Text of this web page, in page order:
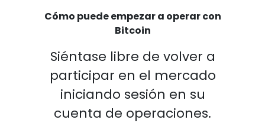
Cómo puede empezar a operar con
Bitcoin
Siéntase libre de volver a
participar en el mercado
iniciando sesión en su
cuenta de operaciones.